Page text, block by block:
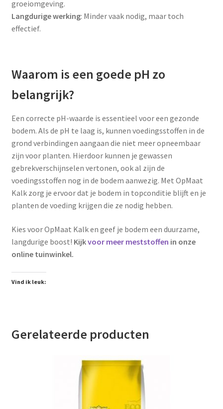
groeiomgeving.
Langdurige werking: Minder vaak nodig, maar toch
effectief.
Waarom is een goede pH zo
belangrijk?
Een correcte pH-waarde is essentieel voor een gezonde
bodem. Als de pH te laag is, kunnen voedingsstoffen in de
grond verbindingen aangaan die niet meer opneembaar
zijn voor planten. Hierdoor kunnen je gewassen
gebrekverschijnselen vertonen, ook al zijn de
voedingsstoffen nog in de bodem aanwezig. Met OpMaat
Kalk zorg je ervoor dat je bodem in topconditie blijft en je
planten de voeding krijgen die ze nodig hebben.
Kies voor OpMaat Kalk en geef je bodem een duurzame,
langdurige boost! Kijkvoor meer meststoffen in onze
online tuinwinkel.
Vind ik leuk:
Gerelateerde producten